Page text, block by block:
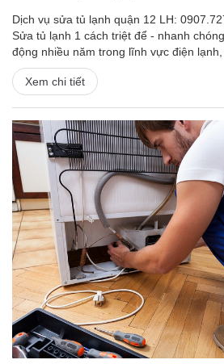
Dịch vụ sửa tủ lạnh quận 12 LH:
Sửa tủ lạnh 1 cách triệt để - nhanh
động nhiều năm trong lĩnh vực điện lạnh,
Xem chi tiết